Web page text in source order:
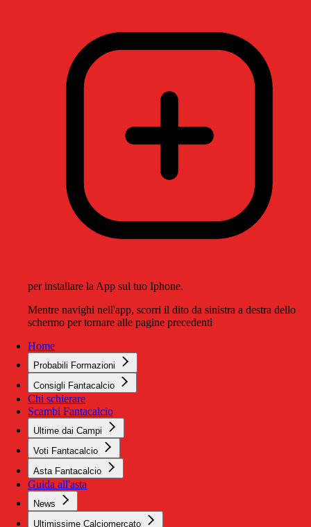
per installare la App sul tuo Iphone.
Mentre navighi nell'app, scorri il dito da sinistra a destra dello
schermo per tornare alle pagine precedenti
Home
Probabili Formazioni
Consigli Fantacalcio
Chi schierare
Scambi Fantacalcio
Ultime dai Campi
Voti Fantacalcio
Asta Fantacalcio
Guida all'asta
News
Ultimissime Calciomercato